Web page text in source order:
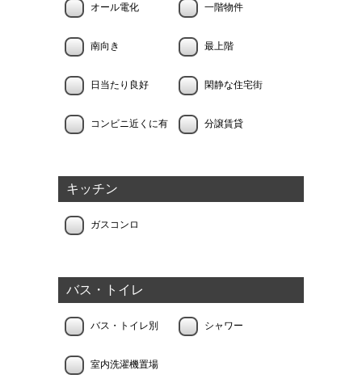
オール電化 一階物件
南向き 最上階
日当たり良好 閑静な住宅街
コンビニ近くに有 分譲賃貸
キッチン
ガスコンロ
バス・トイレ
バス・トイレ別 シャワー
室内洗濯機置場